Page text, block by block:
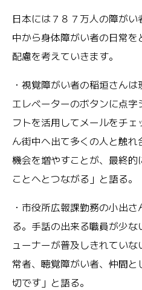
日本には７８７万人の障が
中から身体障がい者の日常
配慮を考えていきます。
・視覚障がい者の稲垣さん
エレベーターのボタンに点
フトを活用してメールをチ
ん街中へ出て多くの人と触
機会を増やすことが、最終
ことへとつながる」と語る。
・市役所広報課勤務の小出
る。手話の出来る職員が少
ューナーが普及しきれてい
常者、聴覚障がい者、仲間
切です」と語る。